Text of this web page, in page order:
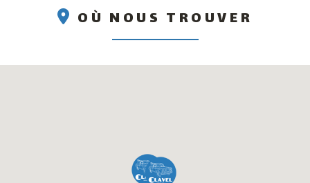
OÙ NOUS TROUVER